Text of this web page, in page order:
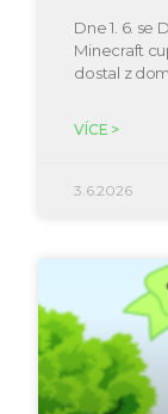
Dne 1. 6. se
Minecraft
dostal z
VÍCE >
3.6.2026